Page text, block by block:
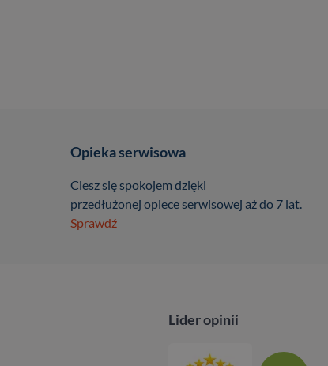
Opieka serwisowa
Ciesz się spokojem dzięki
przedłużonej opiece serwisowej aż do 7 lat.
Sprawdź
Lider opinii